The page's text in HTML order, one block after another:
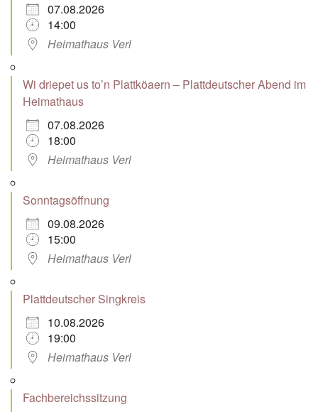
07.08.2026
14:00
Heimathaus Verl
Wi driepet us to’n Plattköaern – Plattdeutscher Abend im
Heimathaus
07.08.2026
18:00
Heimathaus Verl
Sonntagsöffnung
09.08.2026
15:00
Heimathaus Verl
Plattdeutscher Singkreis
10.08.2026
19:00
Heimathaus Verl
Fachbereichssitzung